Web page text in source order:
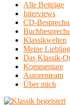
Alle Beiträge
Interviews
CD-
Klassikwelten
Meine
Das Klassik-
Kommentare
Autorenteam
Über mich